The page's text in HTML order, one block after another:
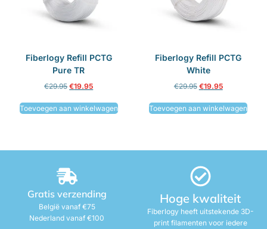
Fiberlogy Refill PCTG
Pure TR
€29.95 €19.95
Toevoegen aan winkelwagen
Fiberlogy Refill PCTG
White
€29.95 €19.95
Toevoegen aan winkelwagen
Gratis verzending
België vanaf €75
Nederland vanaf €100
Hoge kwaliteit
Fiberlogy heeft uitstekende 3D-
print filamenten voor iedere